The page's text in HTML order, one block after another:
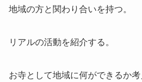
地域の方と関わり合いを持つ。
リアルの活動を紹介する。
お寺として地域に何ができるか考